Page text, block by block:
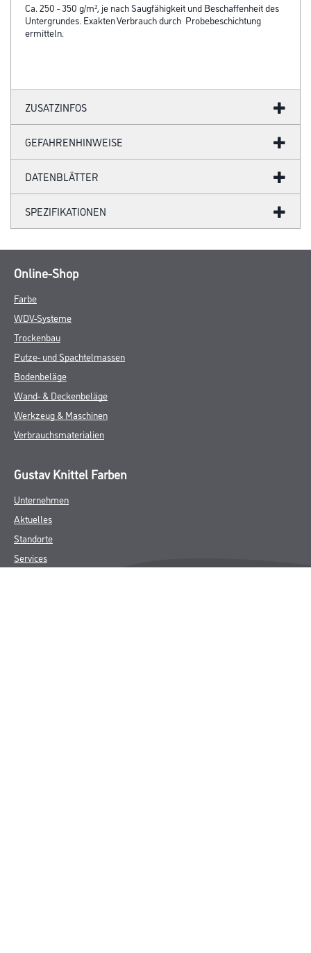
Ca. 250 - 350 g/m², je nach Saugfähigkeit und Beschaffenheit des
Untergrundes. Exakten Verbrauch durch Probebeschichtung
ermitteln.
ZUSATZINFOS
GEFAHRENHINWEISE
DATENBLÄTTER
SPEZIFIKATIONEN
Online-Shop
Farbe
WDV-Systeme
Trockenbau
Putze- und Spachtelmassen
Bodenbeläge
Wand- & Deckenbeläge
Werkzeug & Maschinen
Verbrauchsmaterialien
Gustav Knittel Farben
Unternehmen
Aktuelles
Standorte
Services